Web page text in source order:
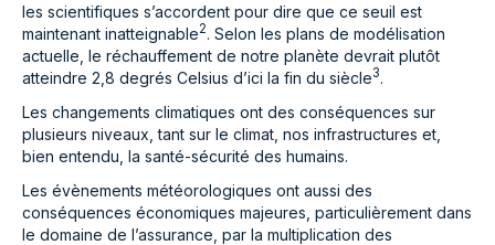
les scientifiques s’accordent pour dire que ce seuil est
maintenant inatteignable2. Selon les plans de modélisation
actuelle, le réchauffement de notre planète devrait plutôt
atteindre 2,8 degrés Celsius d’ici la fin du siècle3.
Les changements climatiques ont des conséquences sur
plusieurs niveaux, tant sur le climat, nos infrastructures et,
bien entendu, la santé-sécurité des humains.
Les évènements météorologiques ont aussi des
conséquences économiques majeures, particulièrement dans
le domaine de l’assurance, par la multiplication des